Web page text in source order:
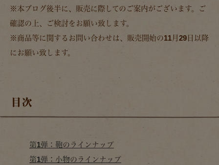
※本ブログ後半に、販売に際してのご案内がございます。ご
確認の上、ご検討をお願い致します。
※商品等に関するお問い合わせは、販売開始の11月29日以降
にお願い致します。
目次
第1弾：鞄のラインナップ
第1弾：小物のラインナップ